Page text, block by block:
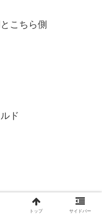
こちら側
ド
ズ・ストーリー
トップ サイドバー